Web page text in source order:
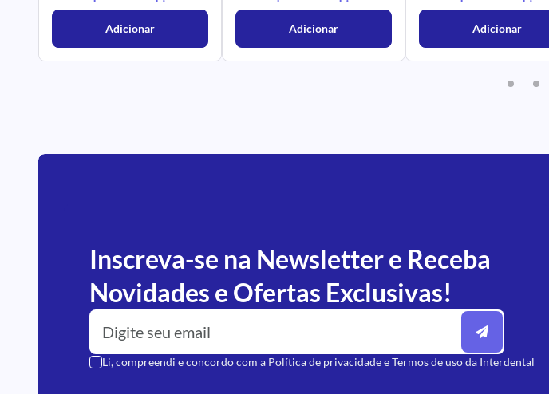
Adicionar Adicionar Adicionar
Inscreva-se na Newsletter e Receba
Novidades e Ofertas Exclusivas!
Li, compreendi e concordo com a Política de privacidadeeTermos de usoda Interdental